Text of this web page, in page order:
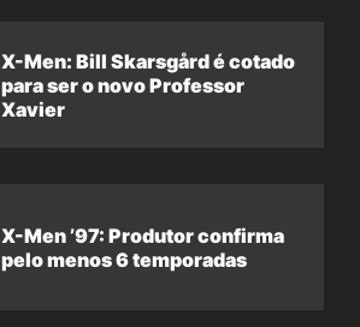
X-Men: Bill Skarsgård é cotado
para ser o novo Professor
Xavier
X-Men ’97: Produtor confirma
pelo menos 6 temporadas